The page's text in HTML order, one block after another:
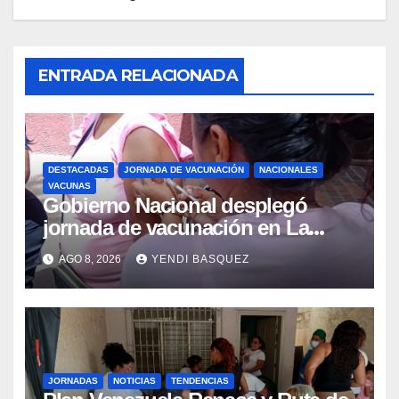
ENTRADA RELACIONADA
DESTACADAS JORNADA DE VACUNACIÓN
NACIONALES
VACUNAS
Gobierno Nacional desplegó
jornada de vacunación en La
Guaira para garantizar protección
epidemiológica
AGO 8, 2026 YENDI BASQUEZ
JORNADAS NOTICIAS TENDENCIAS